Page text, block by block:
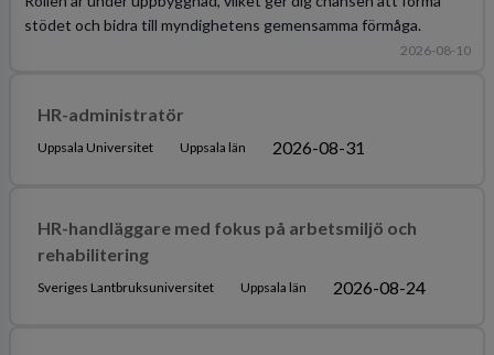
stödet och bidra till myndighetens gemensamma förmåga.
2026-08-10
HR-administratör
Uppsala Universitet Uppsala län 2026-08-31
HR-handläggare med fokus på arbetsmiljö och
rehabilitering
Sveriges Lantbruksuniversitet Uppsala län 2026-08-24